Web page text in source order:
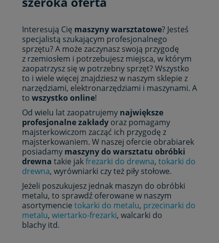
Interesują Cię maszyny warsztatowe? Jesteś
specjalistą szukającym profesjonalnego
sprzętu? A może zaczynasz swoją przygodę
z rzemiosłem i potrzebujesz miejsca, w którym
zaopatrzysz się w potrzebny sprzęt? Wszystko
to i wiele więcej znajdziesz w naszym sklepie z
narzędziami, elektronarzędziami i maszynami. A
to wszystko online!
Od wielu lat zaopatrujemy największe
profesjonalne zakłady oraz pomagamy
majsterkowiczom zacząć ich przygodę z
majsterkowaniem. W naszej ofercie obrabiarek
posiadamy maszyny do warsztatu obróbki
drewna takie jakfrezarki do drewna, tokarki do
drewna, wyrówniarki czy też piły stołowe.
Jeżeli poszukujesz jednak maszyn do obróbki
metalu, to sprawdź oferowane w naszym
asortymencie tokarki do metalu, przecinarki do
metalu, wiertarko-frezarki, walcarki do
blachy itd.